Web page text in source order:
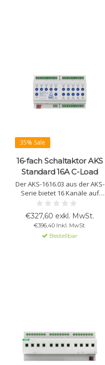
35% Sale
16-fach Schaltaktor AKS
Standard 16A C-Load
Der AKS-1616.03 aus der AKS-
Serie bietet 16 Kanäle auf
kleinem Raum. Geeignet für
16A und 140 µF C-Load, mit
erweiterten Logik- und
Szenenfunktionen. Ideal für
mittelgroße bis große
€327,60 exkl. MwSt.
€396,40 Inkl. MwSt.
Bestellbar